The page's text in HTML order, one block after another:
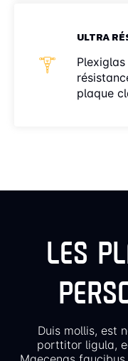
ULTRA
plaque
LES
Duis mollis, est
porttitor ligula,